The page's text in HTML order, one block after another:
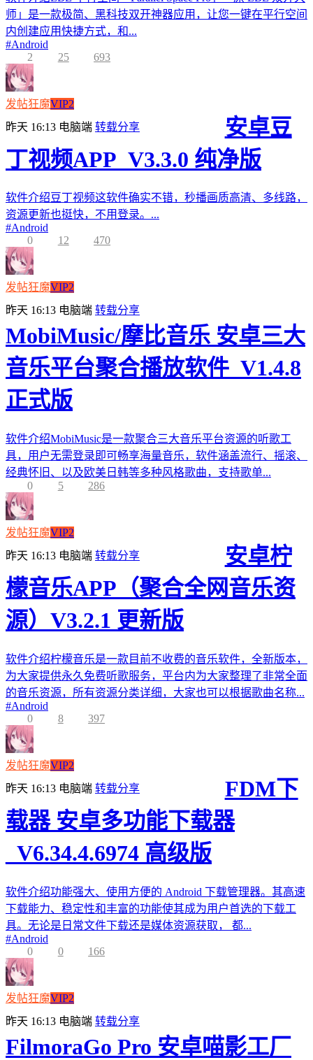
师」是一款极简、黑科技双开神器应用，让您一键在平行空间
内创建应用快捷方式，和...
#Android
2
25 693
发帖狂魔VIP2
昨天 16:13 电脑端 转载分享
安卓豆
丁视频APP_V3.3.0 纯净版
软件介绍豆丁视频这软件确实不错，秒播画质高清、多线路，
资源更新也挺快，不用登录。...
#Android
0
12 470
发帖狂魔VIP2
昨天 16:13 电脑端 转载分享
MobiMusic/摩比音乐 安卓三大
音乐平台聚合播放软件_V1.4.8
正式版
软件介绍MobiMusic是一款聚合三大音乐平台资源的听歌工
具，用户无需登录即可畅享海量音乐，软件涵盖流行、摇滚、
经典怀旧、以及欧美日韩等多种风格歌曲，支持歌单...
0
5 286
发帖狂魔VIP2
昨天 16:13 电脑端 转载分享
安卓柠
檬音乐APP（聚合全网音乐资
源）V3.2.1 更新版
软件介绍柠檬音乐是一款目前不收费的音乐软件，全新版本，
为大家提供永久免费听歌服务，平台内为大家整理了非常全面
的音乐资源，所有资源分类详细，大家也可以根据歌曲名称...
#Android
0
8 397
发帖狂魔VIP2
昨天 16:13 电脑端 转载分享
FDM下
载器 安卓多功能下载器
_V6.34.4.6974 高级版
软件介绍功能强大、使用方便的 Android 下载管理器。其高速
下载能力、稳定性和丰富的功能使其成为用户首选的下载工
具。无论是日常文件下载还是媒体资源获取， 都...
#Android
0
0 166
发帖狂魔VIP2
昨天 16:13 电脑端 转载分享
FilmoraGo Pro 安卓喵影工厂